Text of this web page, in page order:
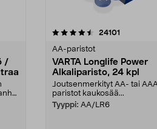
/
24101
AA-paristot
VARTA Longlife Power
Alkaliparisto, 24 kpl
Joutsenmerkityt AA- tai
paristot kaukosää...
Tyyppi: AA/LR6
4.5viidestä